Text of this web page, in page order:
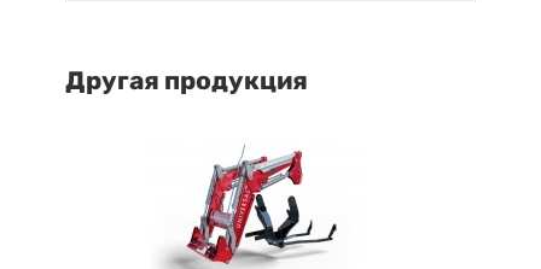
Другая продукция